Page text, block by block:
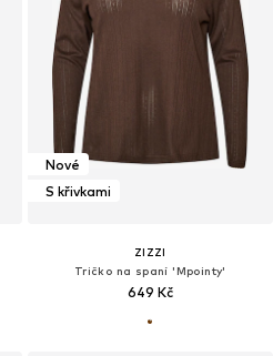
Nové
S křivkami
ZIZZI
Tričko na spaní 'Mpointy'
649 Kč